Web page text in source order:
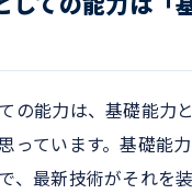
の能力は、基礎能力
っています。基礎能
、最新技術がそれを